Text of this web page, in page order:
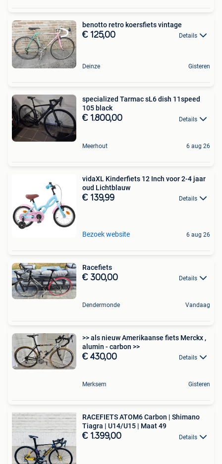
benotto retro koersfiets vintage
€ 125,00 Details
Deinze Gisteren
specialized Tarmac sL6 dish 11speed
105 black
€ 1.800,00 Details
Meerhout 6 aug 26
vidaXL Kinderfiets 12 Inch voor 2-4 jaar
oud Lichtblauw
€ 139,99 Details
Bezoek website 6 aug 26
Racefiets
€ 300,00 Details
Dendermonde Vandaag
>> als nieuw Amerikaanse fiets Merckx ,
alumin - carbon >>
€ 430,00 Details
Merksem Gisteren
RACEFIETS ATOM6 Carbon | Shimano
Tiagra | U14/U15 | Maat 49
€ 1.399,00 Details